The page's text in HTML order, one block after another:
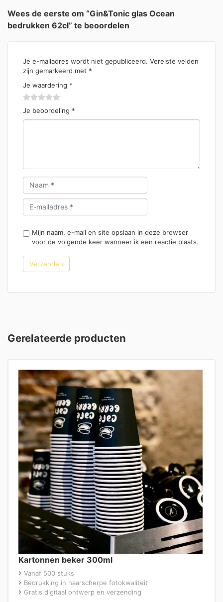
Wees de eerste om “Gin&Tonic glas Ocean
bedrukken 62cl” te beoordelen
Je e-mailadres wordt niet gepubliceerd. Vereiste velden
zijn gemarkeerd met *
Je waardering *
Je beoordeling *
Mijn naam, e-mail en site opslaan in deze browser
voor de volgende keer wanneer ik een reactie plaats.
Gerelateerde producten
Kartonnen beker 300ml
Vanaf 500 stuks
Bedrukking in haarscherpe fotokwaliteit
Gratis digitaal ontwerp en verzending